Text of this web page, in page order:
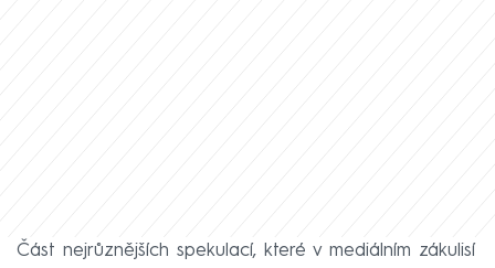
Část nejrůznějších spekulací, které v mediálním zákulisí